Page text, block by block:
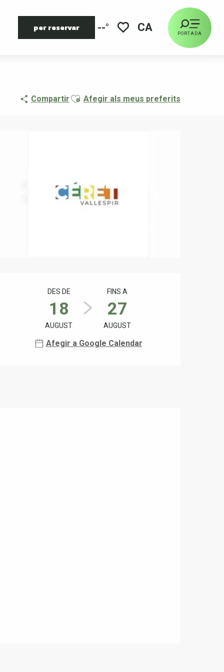
--°
per reservar CA PORTADA
Compartir Ajouter aux favoris
Afegir als meus preferits
i dades de
DES DE
18
AUGUST
FINS A
27
AUGUST
Afegir a Google Calendar